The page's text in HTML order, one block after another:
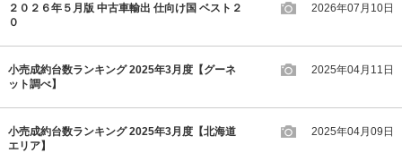
２０２６年５月版 中古車輸出 仕向け国 ベスト２
０
2026年07月10日
小売成約台数ランキング 2025年3月度【グーネ
ット調べ】
2025年04月11日
小売成約台数ランキング 2025年3月度【北海道
エリア】
2025年04月09日